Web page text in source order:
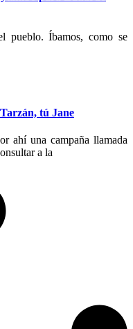
pueblo. Íbamos, como se
tú Jane
ahí una campaña llamada
a la